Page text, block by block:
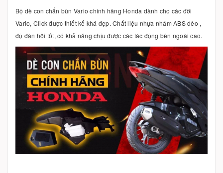
Bộ dè con chắn bùn Vario chính hãng Honda dành cho các đời
Vario, Click được thiết kế khá đẹp. Chất liệu nhựa nhám ABS dẻo ,
độ đàn hồi tốt, có khả năng chịu được các tác động bên ngoài cao.